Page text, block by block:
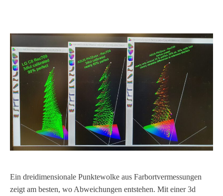
Ein dreidimensionale Punktewolke aus Farbortvermessungen
zeigt am besten, wo Abweichungen entstehen. Mit einer 3d